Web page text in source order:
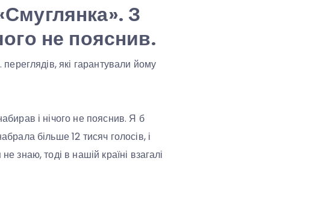
З
не пояснив.
які гарантували йому
і нічого не пояснив. Я б
більше 12 тисяч голосів, і
знаю, тоді в нашій країні взагалі